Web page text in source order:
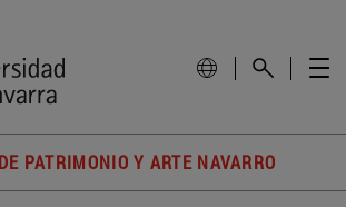
PATRIMONIO Y ARTE NAVARRO